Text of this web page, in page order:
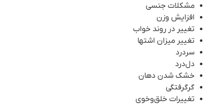
مشکلات جنسی
افزایش وزن
تغییر در روند خواب
تغییر میزان اشتها
سردرد
دل‌درد
خشک شدن دهان
گرگرفتگی
تغییرات خلق‌وخوی